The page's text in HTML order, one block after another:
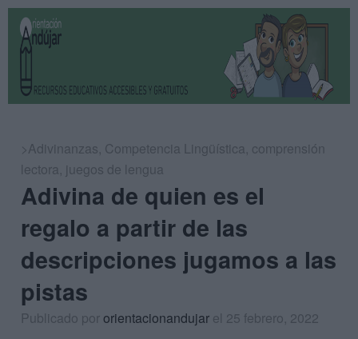
>Adivinanzas, Competencia Lingüística, comprensión
lectora, juegos de lengua
Adivina de quien es el
regalo a partir de las
descripciones jugamos a las
pistas
Publicado pororientacionandujar el 25 febrero, 2022